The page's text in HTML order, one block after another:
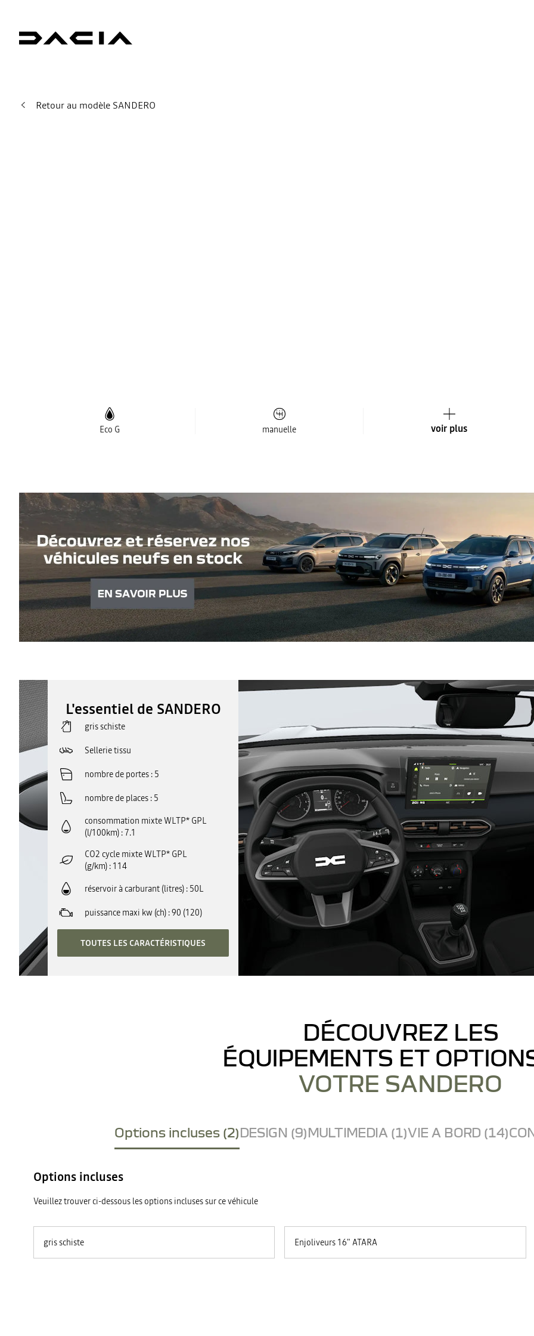
Retour au modèle SANDERO
Eco G manuelle voir plus
L'essentiel de SANDERO
gris schiste
Sellerie tissu
nombre de portes 5
nombre de places 5
consommation mixte WLTP* GPL
(l/100km) 7.1
CO2 cycle mixte WLTP* GPL
(g/km) 114
réservoir à carburant (litres) 50L
puissance maxi kw (ch) 90 (120)
TOUTES LES CARACTÉRISTIQUES
DÉCOUVREZ LES
ÉQUIPEMENTS ET
VOTRE SANDERO
Options incluses (2)DESIGN (9)MULTIMEDIA (1)VIE A BORD (14)
Options incluses
Veuillez trouver ci-dessous les options incluses sur ce véhicule
gris schiste Enjoliveurs 16" ATARA